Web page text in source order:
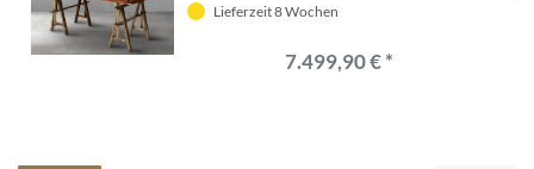
Stil Büro Möbel
Lieferzeit 8 Wochen
7.499,90 € *